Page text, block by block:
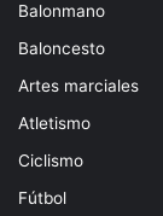
Balonmano
Baloncesto
Artes marciales
Atletismo
Ciclismo
Fútbol